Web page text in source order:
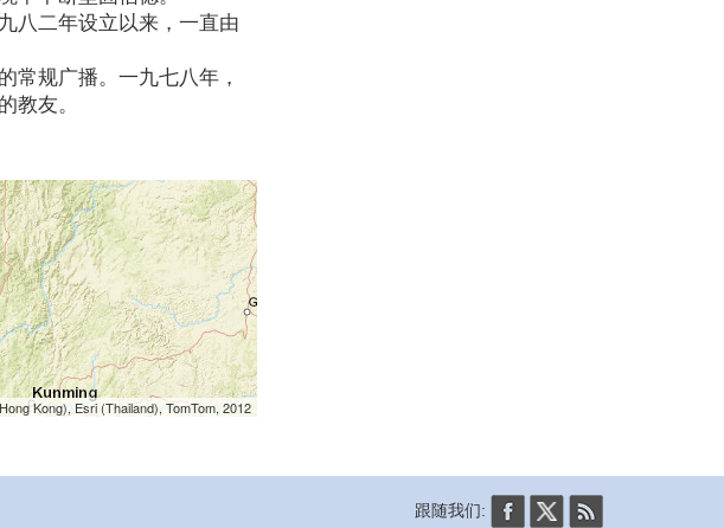
八二年设立以来，一直由
常规广播。一九七八年，
友。
Kong), Esri (Thailand), TomTom, 2012
跟随我们: